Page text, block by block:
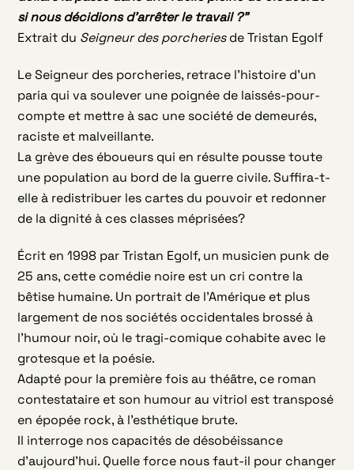
si nous décidions d’arrêter le travail ?”
Extrait du Seigneurdes porcheriesde Tristan Egolf
LeSeigneur des porcheries, retrace l’histoire d’un
paria qui va soulever une poignée de laissés-pour-
compte et mettre à sac une société de demeurés,
raciste et malveillante.
La grève des éboueurs qui en résulte pousse toute
une population au bord de la guerre civile. Suffira-t-
elle à redistribuer les cartes du pouvoir et redonner
de la dignité à ces classes méprisées?
Écrit en 1998 par Tristan Egolf, un musicien punk de
25 ans, cette comédie noire est un cri contre la
bêtise humaine. Un portrait de l’Amérique et plus
largement de nos sociétés occidentales brossé à
l’humour noir, où le tragi-comique cohabite avec le
grotesque et la poésie.
Adapté pour la première fois au théâtre, ce roman
contestataire et son humour au vitriol est transposé
en épopée rock, à l’esthétique brute.
Il interroge nos capacités de désobéissance
d’aujourd’hui. Quelle force nous faut-il pour changer